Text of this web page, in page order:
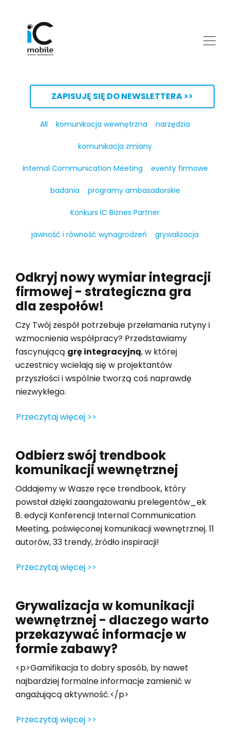
ZAPISUJĘ SIĘ DO NEWSLETTERA >>
All komunikacja wewnętrzna narzędzia
komunikacja zmiany
Internal Communication Meeting eventy firmowe
badania programy ambasadorskie
Konkurs IC Biznes Partner
jawność i równość wynagrodzeń grywalizacja
Odkryj nowy wymiar integracji
firmowej - strategiczna gra
dla zespołów!
Czy Twój zespół potrzebuje przełamania rutyny i
wzmocnienia współpracy? Przedstawiamy
fascynującą grę integracyjną, w której
uczestnicy wcielają się w projektantów
przyszłości i wspólnie tworzą coś naprawdę
niezwykłego.
Przeczytaj więcej >>
Odbierz swój trendbook
komunikacji wewnętrznej
Oddajemy w Wasze ręce trendbook, który
powstał dzięki zaangażowaniu prelegentów_ek
8. edycji Konferencji Internal Communication
Meeting, poświęconej komunikacji wewnętrznej. 11
autorów, 33 trendy, źródło inspiracji!
Przeczytaj więcej >>
Grywalizacja w komunikacji
wewnętrznej - dlaczego warto
przekazywać informacje w
formie zabawy?
<p>Gamifikacja to dobry sposób, by nawet
najbardziej formalne informacje zamienić w
angażującą aktywność.</p>
Przeczytaj więcej >>